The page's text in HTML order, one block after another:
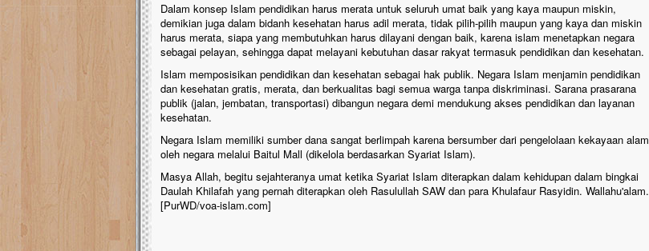
Dalam konsep Islam pendidikan harus merata untuk seluruh umat baik yang kaya maupun miskin,
demikian juga dalam bidanh kesehatan harus adil merata, tidak pilih-pilih maupun yang kaya dan miskin
harus merata, siapa yang membutuhkan harus dilayani dengan baik, karena islam menetapkan negara
sebagai pelayan, sehingga dapat melayani kebutuhan dasar rakyat termasuk pendidikan dan kesehatan.
Islam memposisikan pendidikan dan kesehatan sebagai hak publik. Negara Islam menjamin pendidikan
dan kesehatan gratis, merata, dan berkualitas bagi semua warga tanpa diskriminasi. Sarana prasarana
publik (jalan, jembatan, transportasi) dibangun negara demi mendukung akses pendidikan dan layanan
kesehatan.
Negara Islam memiliki sumber dana sangat berlimpah karena bersumber dari pengelolaan kekayaan alam
oleh negara melalui Baitul Mall (dikelola berdasarkan Syariat Islam).
Masya Allah, begitu sejahteranya umat ketika Syariat Islam diterapkan dalam kehidupan dalam bingkai
Daulah Khilafah yang pernah diterapkan oleh Rasulullah SAW dan para Khulafaur Rasyidin. Wallahu'alam.
[PurWD/voa-islam.com]